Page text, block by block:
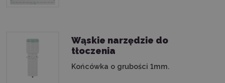
Wąskie narzędzie do
tłoczenia
Końcówka o grubości 1mm.